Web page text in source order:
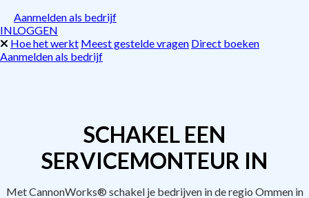
Aanmelden als bedrijf
INLOGGEN
Hoe het werkt Meest gestelde vragen Direct boeken
Aanmelden als bedrijf
SCHAKEL EEN
SERVICEMONTEUR IN
Met CannonWorks® schakel je bedrijven in de regio Ommen in